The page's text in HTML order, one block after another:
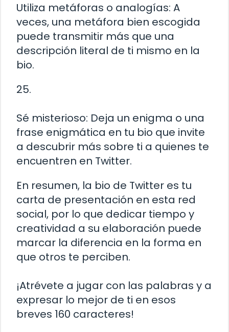
Utiliza metáforas o analogías: A
veces, una metáfora bien escogida
puede transmitir más que una
descripción literal de ti mismo en la
bio.
25.
Sé misterioso: Deja un enigma o una
frase enigmática en tu bio que invite
a descubrir más sobre ti a quienes te
encuentren en Twitter.
En resumen, la bio de Twitter es tu
carta de presentación en esta red
social, por lo que dedicar tiempo y
creatividad a su elaboración puede
marcar la diferencia en la forma en
que otros te perciben.
¡Atrévete a jugar con las palabras y a
expresar lo mejor de ti en esos
breves 160 caracteres!